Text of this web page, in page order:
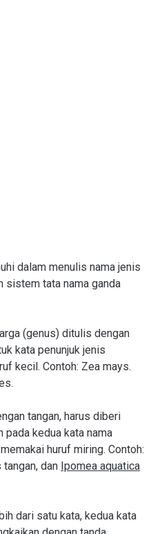
dalam menulis nama jenis
sistem tata nama ganda
(genus) ditulis dengan
kata penunjuk jenis
kecil. Contoh: Zea mays.
tangan, harus diberi
kedua kata nama
huruf miring. Contoh:
dan Ipomea aquatica
dari satu kata, kedua kata